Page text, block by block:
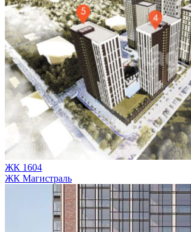
ЖК 1604
ЖК Магистраль